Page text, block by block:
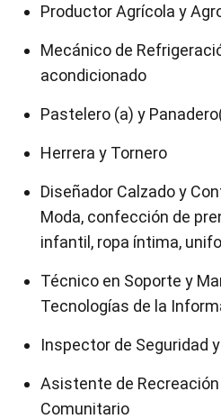
Productor Agrícola y
Mecánico de
acondicionado
Pastelero (a) y
Herrera y Tornero
Diseñador Calzado y
Moda, confección de
infantil, ropa íntima,
Técnico en Soporte y
Tecnologías de la
Inspector de Seguridad
Asistente de
Comunitario